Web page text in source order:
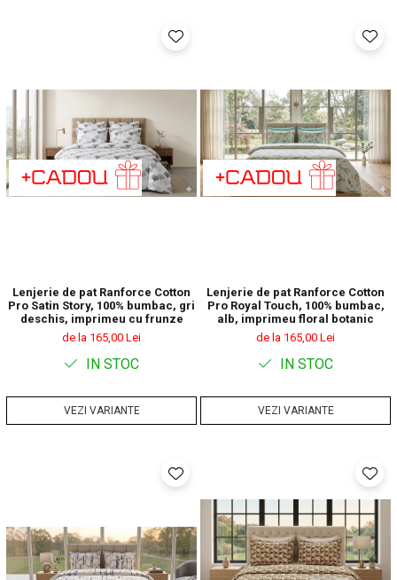
Lenjerie de pat Ranforce Cotton
Pro Satin Story, 100% bumbac, gri
deschis, imprimeu cu frunze
de la 165,00 Lei
IN STOC
VEZI VARIANTE
Lenjerie de pat Ranforce Cotton
Pro Royal Touch, 100% bumbac,
alb, imprimeu floral botanic
de la 165,00 Lei
IN STOC
VEZI VARIANTE